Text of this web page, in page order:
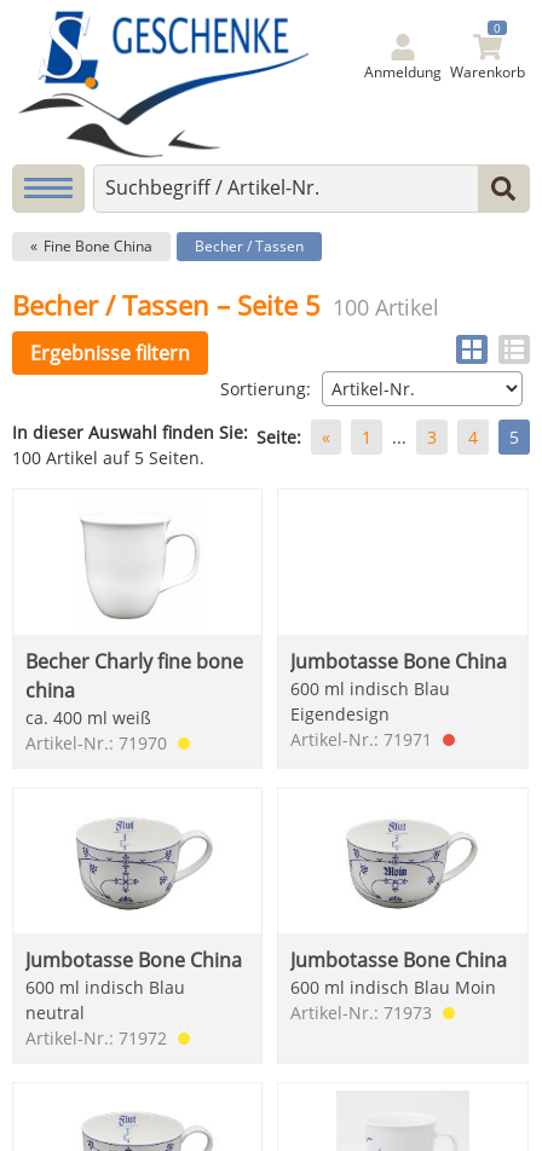
Anmeldung
0
Warenkorb
Fine Bone China Becher / Tassen
Becher / Tassen – Seite 5 100 Artikel
Ergebnisse filtern
Sortierung:
Seite: « 1 ... 3 4 5
In dieser Auswahl finden Sie:
100 Artikel auf 5 Seiten.
Becher Charly fine bone
china
ca. 400 ml weiß
Artikel-Nr.: 71970
Jumbotasse Bone China
600 ml indisch Blau
Eigendesign
Artikel-Nr.: 71971
Jumbotasse Bone China
600 ml indisch Blau
neutral
Artikel-Nr.: 71972
Jumbotasse Bone China
600 ml indisch Blau Moin
Artikel-Nr.: 71973